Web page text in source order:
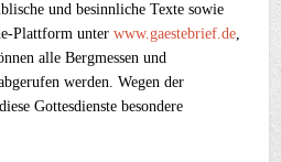
und besinnliche Texte sowie
Plattform unterwww.gaestebrief.de,
alle Bergmessen und
werden. Wegen der
Gottesdienste besondere